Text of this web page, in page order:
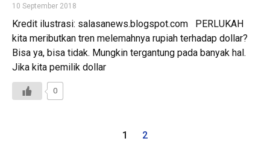
10 September 2018
Kredit ilustrasi: salasanews.blogspot.com PERLUKAH
kita meributkan tren melemahnya rupiah terhadap dollar?
Bisa ya, bisa tidak. Mungkin tergantung pada banyak hal.
Jika kita pemilik dollar
0
1 2